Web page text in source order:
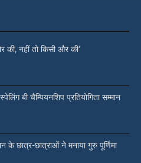
की, नहीं तो किसी और की’
बी चैम्पियनशिप प्रतियोगिता सम्मान
के छात्र-छात्राओं ने मनाया गुरु पूर्णिमा